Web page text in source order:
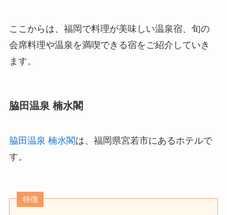
ここからは、福岡で料理が美味しい温泉宿、旬の
会席料理や温泉を満喫できる宿をご紹介していき
ます。
脇田温泉 楠水閣
脇田温泉 楠水閣は、福岡県宮若市にあるホテルで
す。
特徴